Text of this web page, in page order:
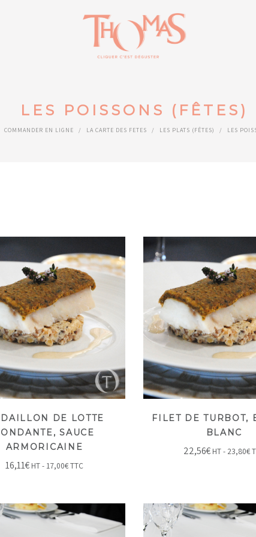
LES POISSONS (FÊTES)
COMMANDER EN LIGNE / LA CARTE DES FETES / LES PLATS (FÊTES) / LES
DE LOTTE
SAUCE
ARMORICAINE
16,11€ HT - 17,00€TTC
FILET DE TURBOT,
BLANC
22,56€ HT - 23,80€